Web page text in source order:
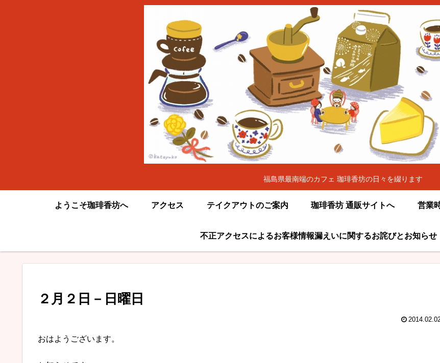
福島県最南端のカフェ 珈琲香坊の日々を綴ります
ようこそ珈琲香坊へ アクセス テイクアウトのご案内 珈琲香坊 通販サイトへ 営業
不正アクセスによるお客様情報漏えいに関するお詫びとお知らせ
２月２日－日曜日
おはようございます。